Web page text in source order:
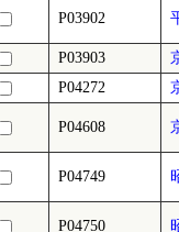
P03902
P03903
P04272
P04608
P04749
P04750